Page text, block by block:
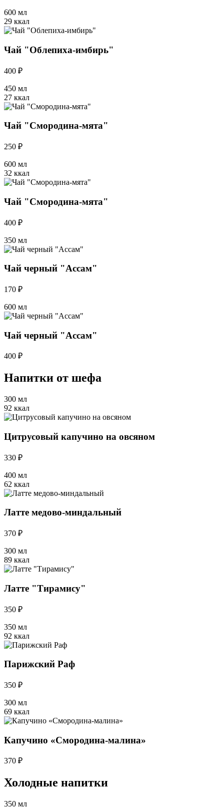
600 мл
29 ккал
Чай "Облепиха-имбирь"
400 ₽
450 мл
27 ккал
Чай "Смородина-мята"
250 ₽
600 мл
32 ккал
Чай "Смородина-мята"
400 ₽
350 мл
Чай черный "Ассам"
170 ₽
600 мл
Чай черный "Ассам"
400 ₽
Напитки от шефа
300 мл
92 ккал
Цитрусовый капучино на овсяном
330 ₽
400 мл
62 ккал
Латте медово-миндальный
370 ₽
300 мл
89 ккал
Латте "Тирамису"
350 ₽
350 мл
92 ккал
Парижский Раф
350 ₽
300 мл
69 ккал
Капучино «Смородина-малина»
370 ₽
Холодные напитки
350 мл